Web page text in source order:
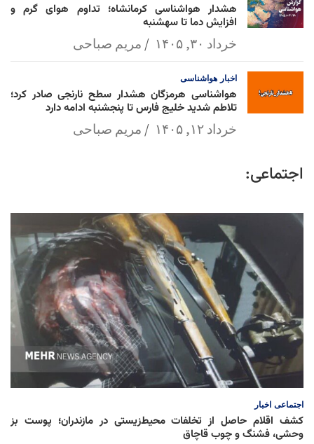
هشدار هواشناسی کرمانشاه؛ تداوم هوای گرم و
افزایش دما تا سهشنبه
خرداد ۳۰, ۱۴۰۵ مریم صباحی
اخبار هواشناسی
هواشناسی هرمزگان هشدار سطح نارنجی صادر کرد؛
تلاطم شدید خلیج فارس تا پنجشنبه ادامه دارد
خرداد ۱۲, ۱۴۰۵ مریم صباحی
اجتماعی:
اجتماعی اخبار
کشف اقلام حاصل از تخلفات محیط‌زیستی در مازندران؛ پوست بز
وحشی، فشنگ و چوب قاچاق